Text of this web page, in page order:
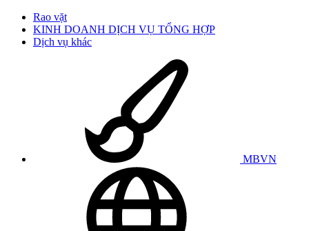
Rao vặt
KINH DOANH DỊCH VỤ TỔNG HỢP
Dịch vụ khác
MBVN